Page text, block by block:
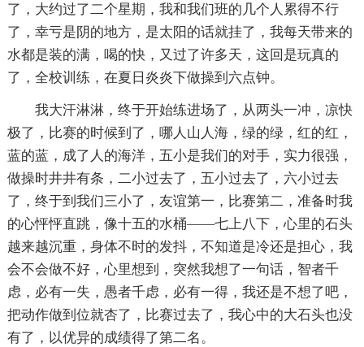
了，大约过了二个星期，我和我们班的几个人累得不行
了，幸亏是阴的地方，是太阳的话就挂了，我每天带来的
水都是装的满，喝的快，又过了许多天，这回是玩真的
了，全校训练，在夏日炎炎下做操到六点钟。
我大汗淋淋，终于开始练进场了，从两头一冲，凉快
极了，比赛的时候到了，哪人山人海，绿的绿，红的红，
蓝的蓝，成了人的海洋，五小是我们的对手，实力很强，
做操时井井有条，二小过去了，五小过去了，六小过去
了，终于到我们三小了，友谊第一，比赛第二，准备时我
的心怦怦直跳，像十五的水桶——七上八下，心里的石头
越来越沉重，身体不时的发抖，不知道是冷还是担心，我
会不会做不好，心里想到，突然我想了一句话，智者千
虑，必有一失，愚者千虑，必有一得，我还是不想了吧，
把动作做到位就杏了，比赛过去了，我心中的大石头也没
有了，以优异的成绩得了第二名。